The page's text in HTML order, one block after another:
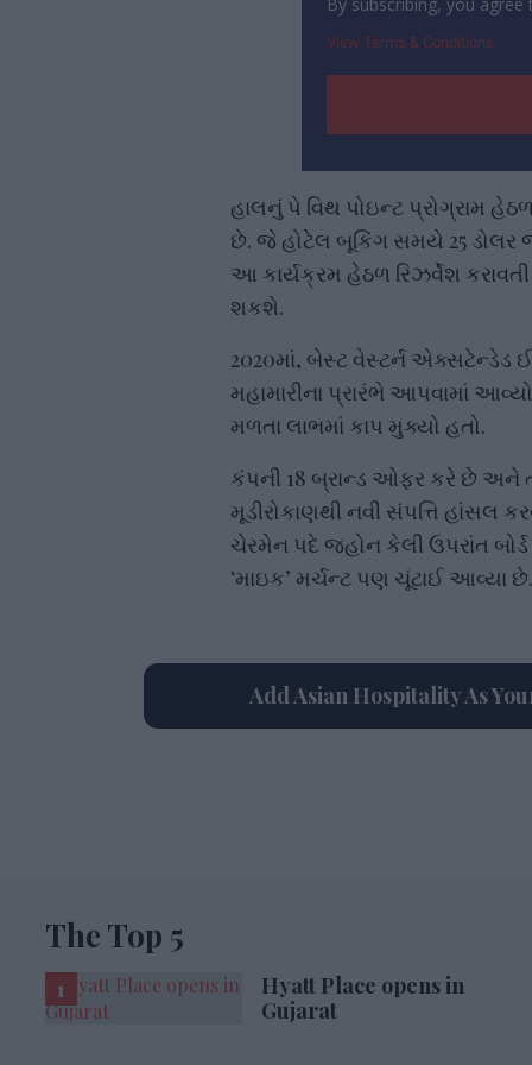
By subscribing, you
View Terms & Conditions
હાલનું પે વિથ પોઇન્ટ પ્રોગ્રામ
છે. જે હોટેલ બૂકિંગ સમયે 25
આ કાર્યક્રમ હેઠળ રિઝર્વેશ
શકશે.
2020માં, બેસ્ટ વેસ્ટર્ન
મહામારીના પ્રારંભે આપવામાં
મળતા લાભમાં કાપ મુક્યો હતો.
કંપની 18 બ્રાન્ડ ઓફર કરે છે અને
મૂડીરોકાણથી નવી સંપત્તિ હાંસલ
ચેરમેન પદે જ્હોન કેલી ઉપરાંત
‘માઇક’ મર્ચન્ટ પણ ચૂંટાઈ આવ્યા છે.
Add Asian Hospitality As
The Top 5
Hyatt Place opens in
Gujarat